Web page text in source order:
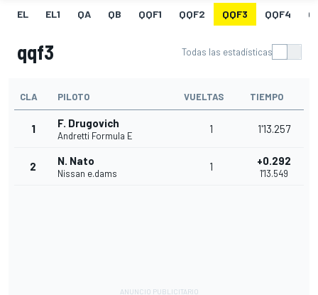
EL EL1 QA QB QQF1 QQF2 QQF3 QQF4
qqf3 Todas las estadísticas
CLA PILOTO VUELTAS TIEMPO
1 F. Drugovich
Andretti Formula E
1 1'13.257
2 N. Nato
Nissan e.dams
1 +0.292
1'13.549